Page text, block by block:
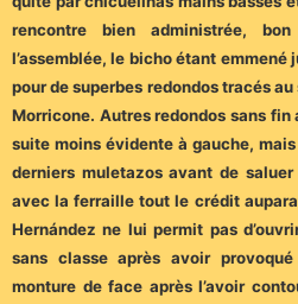
rencontre bien administrée,
l’assemblée, le bicho étant emmené
pour de superbes redondos tracés au
Morricone. Autres redondos sans fin
suite moins évidente à gauche,
derniers muletazos avant de
avec la ferraille tout le crédit
Hernández ne lui permit pas
sans classe après avoir
monture de face après l’avoir